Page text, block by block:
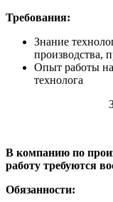
Требования:
Знание
производства,
Опыт работы
технолога
В компанию по
работу требуются
Обязанности: